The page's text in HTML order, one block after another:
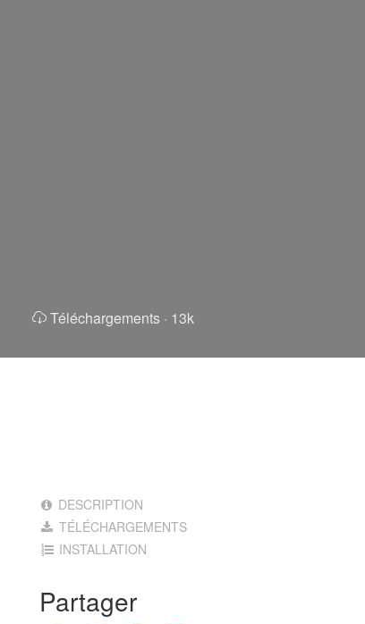
Téléchargements · 13k
DESCRIPTION
TÉLÉCHARGEMENTS
INSTALLATION
Partager